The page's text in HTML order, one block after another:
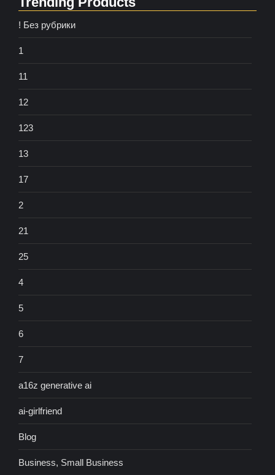
! Без рубрики
1
11
12
123
13
17
2
21
25
4
5
6
7
a16z generative ai
ai-girlfriend
Blog
Business, Small Business